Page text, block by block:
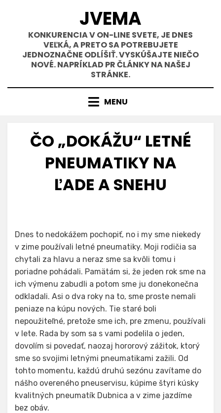
JVEMA
KONKURENCIA V ON-LINE SVETE, JE DNES
VEĽKÁ, A PRETO SA POTREBUJETE
JEDNOZNAČNE ODLÍŠIŤ. VYSKÚŠAJTE NIEČO
NOVÉ. NAPRÍKLAD PR ČLÁNKY NA NAŠEJ
STRÁNKE.
MENU
ČO „DOKÁŽU“ LETNÉ
PNEUMATIKY NA
ĽADE A SNEHU
Dnes to nedokážem pochopiť, no i my sme niekedy
v zime používali letné pneumatiky. Moji rodičia sa
chytali za hlavu a neraz sme sa kvôli tomu i
poriadne pohádali. Pamätám si, že jeden rok sme na
ich výmenu zabudli a potom sme ju donekonečna
odkladali. Asi o dva roky na to, sme proste nemali
peniaze na kúpu nových. Tie staré boli
nepoužiteľné, pretože sme ich, pre zmenu, používali
v lete. Rada by som sa s vami podelila o jeden,
dovolím si povedať, naozaj hororový zážitok, ktorý
sme so svojimi letnými pneumatikami zažili. Od
tohto momentu, každú druhú sezónu zavítame do
nášho overeného pneuservisu, kúpime štyri kúsky
kvalitných pneumatík Dubnica a v zime jazdíme
bez obáv.